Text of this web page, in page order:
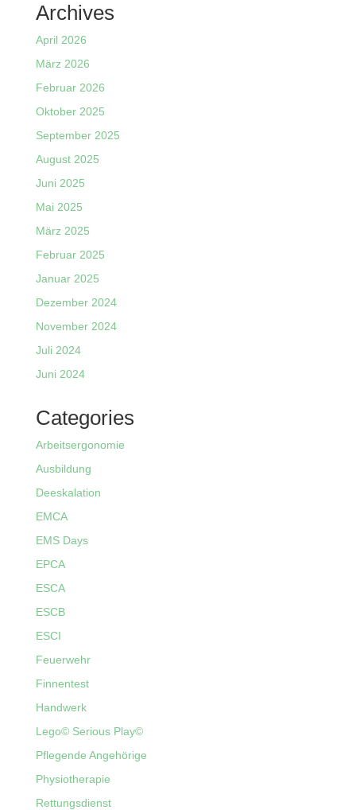
Archives
April 2026
März 2026
Februar 2026
Oktober 2025
September 2025
August 2025
Juni 2025
Mai 2025
März 2025
Februar 2025
Januar 2025
Dezember 2024
November 2024
Juli 2024
Juni 2024
Categories
Arbeitsergonomie
Ausbildung
Deeskalation
EMCA
EMS Days
EPCA
ESCA
ESCB
ESCI
Feuerwehr
Finnentest
Handwerk
Lego© Serious Play©
Pflegende Angehörige
Physiotherapie
Rettungsdienst